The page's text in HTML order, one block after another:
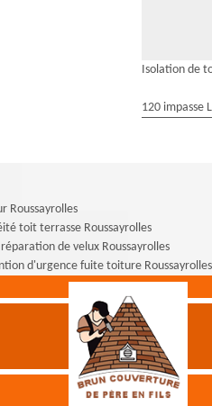
Isolation de
120 impasse
Roussayrolles
toit terrasse Roussayrolles
réparation de velux Roussayrolles
d'urgence fuite toiture Roussayrolles